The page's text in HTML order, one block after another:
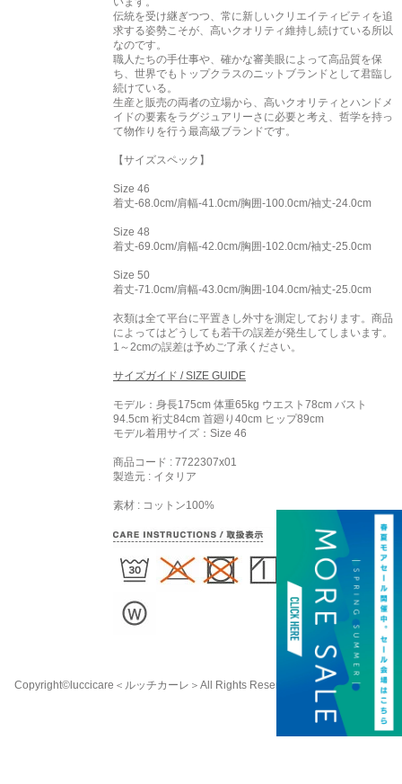
伝統を受け継ぎつつ、常に新しいクリエイティビティを追
求する姿勢こそが、高いクオリティ維持し続けている所以
なのです。
職人たちの手仕事や、確かな審美眼によって高品質を保
ち、世界でもトップクラスのニットブランドとして君臨し
続けている。
生産と販売の両者の立場から、高いクオリティとハンドメ
イドの要素をラグジュアリーさに必要と考え、哲学を持っ
て物作りを行う最高級ブランドです。
【サイズスペック】
Size 46
着丈-68.0cm/肩幅-41.0cm/胸囲-100.0cm/袖丈-24.0cm
Size 48
着丈-69.0cm/肩幅-42.0cm/胸囲-102.0cm/袖丈-25.0cm
Size 50
着丈-71.0cm/肩幅-43.0cm/胸囲-104.0cm/袖丈-25.0cm
衣類は全て平台に平置きし外寸を測定しております。商品
によってはどうしても若干の誤差が発生してしまいます。
1～2cmの誤差は予めご了承ください。
サイズガイド / SIZE GUIDE
モデル：身長175cm 体重65kg ウエスト78cm バスト
94.5cm 裄丈84cm 首廻り40cm ヒップ89cm
モデル着用サイズ： Size 46
商品コード : 7722307x01
製造元 : イタリア
素材 : コットン100%
Copyright©luccicare ＜ルッチカーレ＞ All Rights Reserved. 058-213-8333